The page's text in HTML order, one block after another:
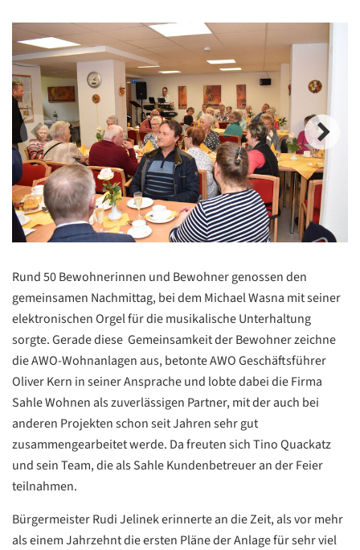
Rund 50 Bewohnerinnen und Bewohner genossen den
gemeinsamen Nachmittag, bei dem Michael Wasna mit seiner
elektronischen Orgel für die musikalische Unterhaltung
sorgte. Gerade diese Gemeinsamkeit der Bewohner zeichne
die AWO-Wohnanlagen aus, betonte AWO Geschäftsführer
Oliver Kern in seiner Ansprache und lobte dabei die Firma
Sahle Wohnen als zuverlässigen Partner, mit der auch bei
anderen Projekten schon seit Jahren sehr gut
zusammengearbeitet werde. Da freuten sich Tino Quackatz
und sein Team, die als Sahle Kundenbetreuer an der Feier
teilnahmen.
Bürgermeister Rudi Jelinek erinnerte an die Zeit, als vor mehr
als einem Jahrzehnt die ersten Pläne der Anlage für sehr viel